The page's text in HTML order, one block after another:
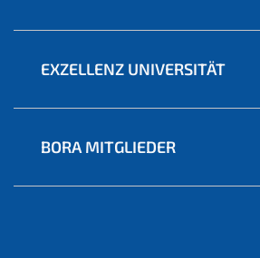
EXZELLENZ UNIVERSITÄT
BORA MITGLIEDER